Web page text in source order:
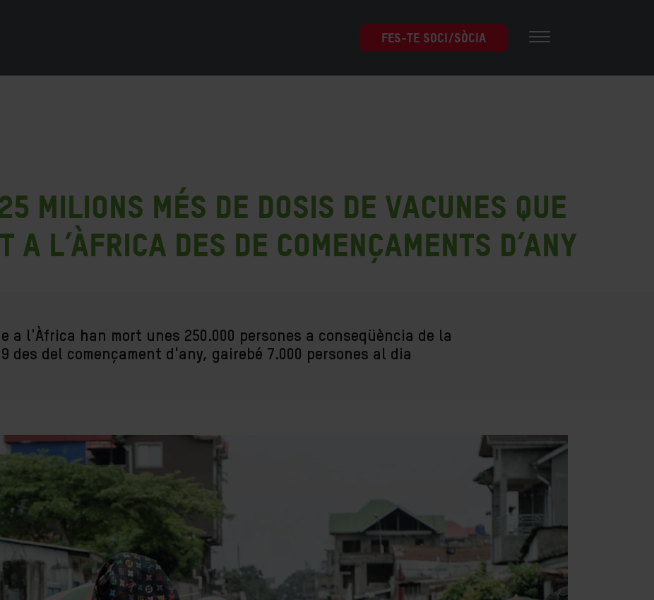
FES-TE SOCI/SÒCIA
milions més de dosis de vacunes que
a l’Àfrica des de començaments d’any
a l'Àfrica han mort unes 250.000 persones a conseqüència de la
des del començament d'any, gairebé 7.000 persones al dia